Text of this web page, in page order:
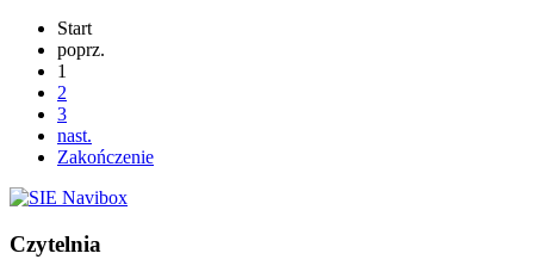
Start
poprz.
1
2
3
nast.
Zakończenie
Czytelnia